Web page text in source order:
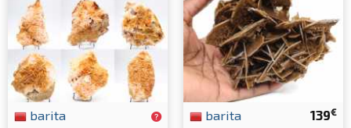
barita 139€
barita